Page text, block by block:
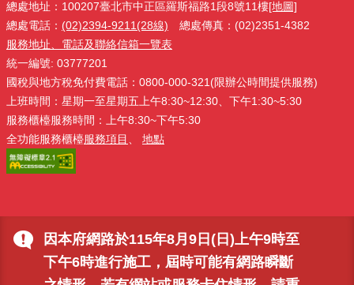
因本府網路於115年8月9日(日)上午9時至
下午6時進行施工，屆時可能有網路瞬斷
總處地址：100207臺北市中正區羅斯福路1段8號11樓[地圖]
總處電話： (02)2394-9211(28線) 總處傳真：(02)2351-4382
服務地址、電話及聯絡信箱一覽表
統一編號: 03777201
國稅與地方稅免付費電話：0800-000-321(限辦公時間提供服務)
上班時間：星期一至星期五上午8:30~12:30、下午1:30~5:30
服務櫃檯服務時間：上午8:30~下午5:30
全功能服務櫃檯服務項目 地點